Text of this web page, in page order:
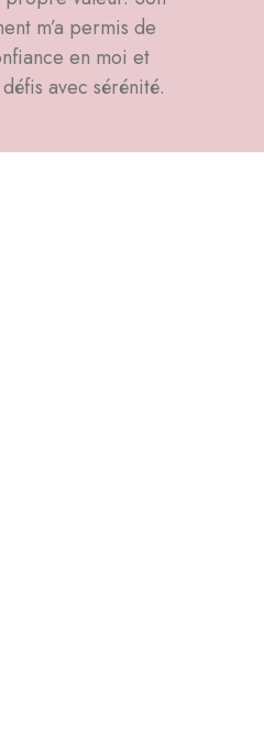
m’a permis de
en moi et
avec sérénité.